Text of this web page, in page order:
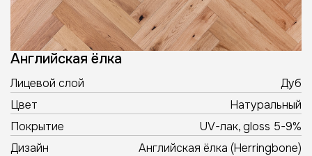
Английская ёлка
Лицевой слой
Дуб
Цвет
Натуральный
Покрытие
UV-лак, gloss 5-9%
Дизайн
Английская ёлка (Herringbone)